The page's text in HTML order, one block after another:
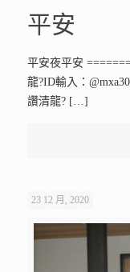
平安
平安夜平安
龍?ID輸入：
讚清龍? […]
23 12 月, 2020